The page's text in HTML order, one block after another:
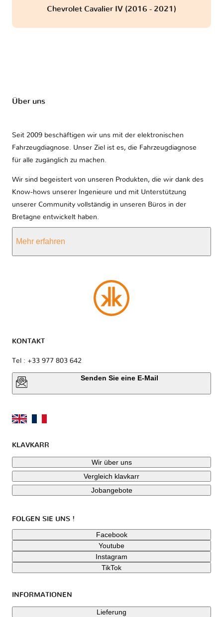
Chevrolet Cavalier IV (2016 - 2021)
Über uns
Seit 2009 beschäftigen wir uns mit der elektronischen
Fahrzeugdiagnose. Unser Ziel ist es, die Fahrzeugdiagnose
für alle zugänglich zu machen.
Wir sind begeistert von unseren Produkten, die wir dank des
Know-hows unserer Ingenieure und mit Unterstützung
unserer Community vollständig in unseren Büros in der
Bretagne entwickelt haben.
Mehr erfahren
KONTAKT
Tel : +33 977 803 642
Senden Sie eine E-Mail
KLAVKARR
Wir über uns
Vergleich klavkarr
Jobangebote
FOLGEN SIE UNS !
Facebook
Youtube
Instagram
TikTok
INFORMATIONEN
Lieferung